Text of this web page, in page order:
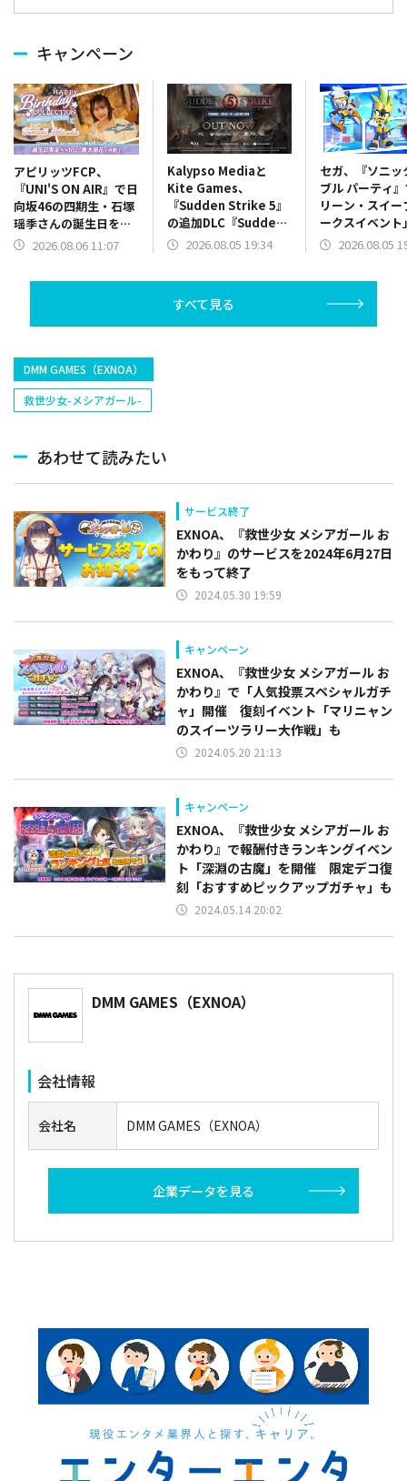
キャンペーン
アピリッツFCP、
『UNI'S ON AIR』で日
向坂46の四期生・石塚
瑶季さんの誕生日を記
念した「誕生日限定バ
2026.08.06 11:07
Kalypso Mediaと
Kite Games、
『Sudden Strike 5』
の追加DLC『Sudden
Strike 5 – France:
2026.08.05 19:34
セガ、『ソニッ
ブル パーティ
リーン・スイー
ークスイベント
催…夏の気分を
2026.08.05
すべて見る
DMM GAMES（EXNOA）
救世少女-メシアガール-
あわせて読みたい
サービス終了
EXNOA、『救世少女 メシアガール お
かわり』のサービスを2024年6月27日
をもって終了
2024.05.30 19:59
キャンペーン
EXNOA、『救世少女 メシアガール お
かわり』で「人気投票スペシャルガチ
ャ」開催 復刻イベント「マリニャン
のスイーツラリー大作戦」も
2024.05.20 21:13
キャンペーン
EXNOA、『救世少女 メシアガール お
かわり』で報酬付きランキングイベン
ト「深淵の古魔」を開催 限定デコ復
刻「おすすめピックアップガチャ」も
2024.05.14 20:02
DMM GAMES（EXNOA）
会社情報
会社名 DMM GAMES（EXNOA）
企業データを見る